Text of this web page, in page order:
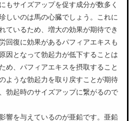
もサイズアップを促す成分が数多く
しいのは馬の心臓でしょう。これに
ているため、増大の効果が期待でき
回復に効果があるパフィアエキスも
因となって勃起力が低下することは
め、パフィアエキスを摂取すること
ような勃起力を取り戻すことが期待
勃起時のサイズアップに繋がるので
響を与えているのが亜鉛です。亜鉛